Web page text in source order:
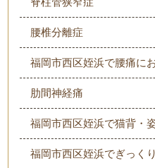
腰椎分離症
福岡市西区姪浜で腰痛に
肋間神経痛
福岡市西区姪浜で猫背・
福岡市西区姪浜でぎっく